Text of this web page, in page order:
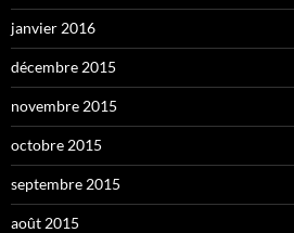
janvier 2016
décembre 2015
novembre 2015
octobre 2015
septembre 2015
août 2015